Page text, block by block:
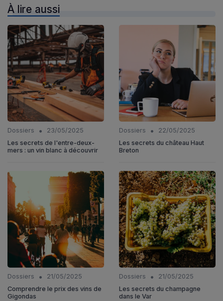
À lire aussi
Dossiers •
23/05/2025
Les secrets de l'entre-deux-
mers : un vin blanc à découvrir
Dossiers •
22/05/2025
Les secrets du château Haut
Breton
Dossiers •
21/05/2025
Comprendre le prix des vins de
Gigondas
Dossiers •
21/05/2025
Les secrets du champagne
dans le Var